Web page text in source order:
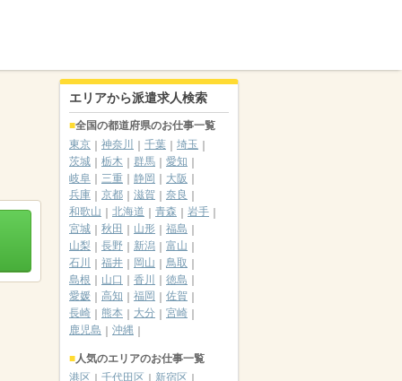
エリアから派遣求人検索
全国の都道府県のお仕事一覧
東京
神奈川 千葉
埼玉
茨城
栃木 群馬
愛知
岐阜
三重 静岡
大阪
兵庫
京都 滋賀
奈良
和歌山
北海道 青森
岩手
宮城
秋田 山形
福島
山梨
長野 新潟
富山
石川
福井 岡山
鳥取
島根
山口 香川
徳島
愛媛
高知 福岡
佐賀
長崎
熊本 大分
宮崎
鹿児島
沖縄
人気のエリアのお仕事一覧
港区
千代田区
新宿区